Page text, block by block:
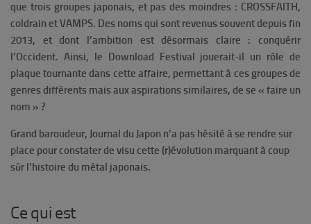
que trois groupes japonais, et pas des moindres : CROSSFAITH,
coldrain etVAMPS. Des noms qui sont revenus souvent depuis fin
2013, et dont l’ambition est désormais claire : conquérir
l’Occident. Ainsi, le Download Festival jouerait-il un rôle de
plaque tournante dans cette affaire, permettant à ces groupes de
genres différents mais aux aspirations similaires, de se « faire un
nom » ?
Grand baroudeur, Journal du Japon n’a pas hésité à se rendre sur
place pour constater de visu cette (r)évolution marquant à coup
sûr l’histoire du métal japonais.
Ce qui est